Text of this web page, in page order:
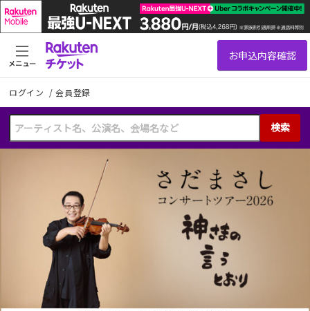
ログイン /会員登録
検索
メニュー